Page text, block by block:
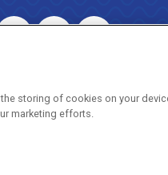
storing of cookies on your
marketing efforts.